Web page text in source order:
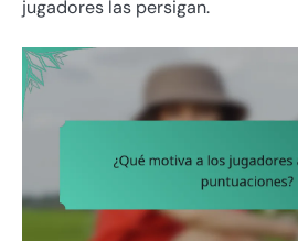
jugadores las persigan.